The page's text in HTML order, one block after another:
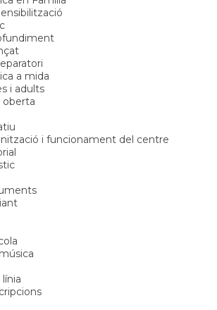
a mida
i adults
oberta
i funcionament del centre